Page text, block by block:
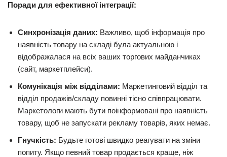
Поради для ефективної інтеграції:
Синхронізація даних: Важливо, щоб інформація про
наявність товару на складі була актуальною і
відображалася на всіх ваших торгових майданчиках
(сайт, маркетплейси).
Комунікація між відділами: Маркетинговий відділ та
відділ продажів/складу повинні тісно співпрацювати.
Маркетологи мають бути поінформовані про наявність
товару, щоб не запускати рекламу товарів, яких немає.
Гнучкість: Будьте готові швидко реагувати на зміни
попиту. Якщо певний товар продається краще, ніж